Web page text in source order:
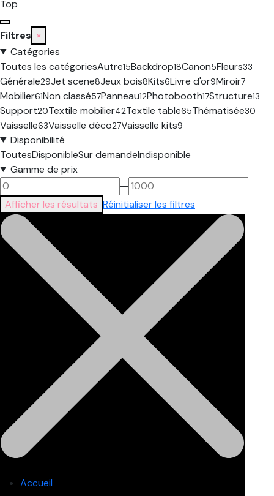
Top
Filtres ×
Catégories
Toutes les catégoriesAutre15Backdrop18Canon5Fleurs33
Générale29Jet scene8Jeux bois8Kits6Livre d'or9Miroir7
Mobilier61Non classé57Panneau12Photobooth17Structure13
Support20Textile mobilier42Textile table65Thématisée30
Vaisselle63Vaisselle déco27Vaisselle kits9
Disponibilité
ToutesDisponibleSur demandeIndisponible
Gamme de prix
—
Afficher les résultats Réinitialiser les filtres
Accueil